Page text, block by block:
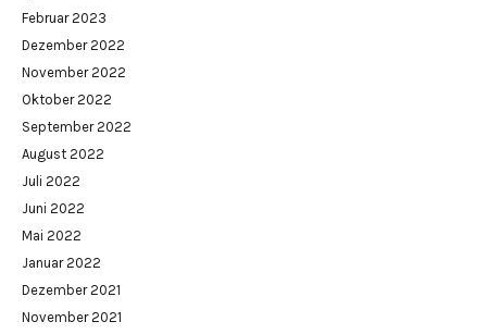
Februar 2023
Dezember 2022
November 2022
Oktober 2022
September 2022
August 2022
Juli 2022
Juni 2022
Mai 2022
Januar 2022
Dezember 2021
November 2021